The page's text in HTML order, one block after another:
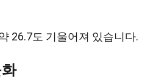
26.7도 기울어져 있습니다.